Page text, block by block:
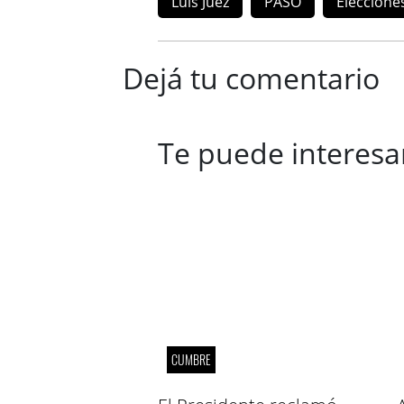
Dejá tu comentario
Te puede
CUMBRE